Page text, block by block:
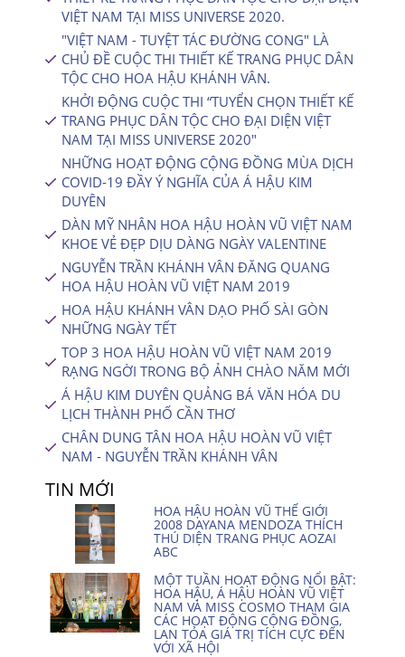
VIỆT NAM TẠI MISS UNIVERSE 2020.
"VIỆT NAM - TUYỆT TÁC ĐƯỜNG CONG" LÀ
CHỦ ĐỀ CUỘC THI THIẾT KẾ TRANG PHỤC DÂN
TỘC CHO HOA HẬU KHÁNH VÂN.
KHỞI ĐỘNG CUỘC THI “TUYỂN CHỌN THIẾT KẾ
TRANG PHỤC DÂN TỘC CHO ĐẠI DIỆN VIỆT
NAM TẠI MISS UNIVERSE 2020″
NHỮNG HOẠT ĐỘNG CỘNG ĐỒNG MÙA DỊCH
COVID-19 ĐẦY Ý NGHĨA CỦA Á HẬU KIM
DUYÊN
DÀN MỸ NHÂN HOA HẬU HOÀN VŨ VIỆT NAM
KHOE VẺ ĐẸP DỊU DÀNG NGÀY VALENTINE
NGUYỄN TRẦN KHÁNH VÂN ĐĂNG QUANG
HOA HẬU HOÀN VŨ VIỆT NAM 2019
HOA HẬU KHÁNH VÂN DẠO PHỐ SÀI GÒN
NHỮNG NGÀY TẾT
TOP 3 HOA HẬU HOÀN VŨ VIỆT NAM 2019
RẠNG NGỜI TRONG BỘ ẢNH CHÀO NĂM MỚI
Á HẬU KIM DUYÊN QUẢNG BÁ VĂN HÓA DU
LỊCH THÀNH PHỐ CẦN THƠ
CHÂN DUNG TÂN HOA HẬU HOÀN VŨ VIỆT
NAM - NGUYỄN TRẦN KHÁNH VÂN
TIN MỚI
HOA HẬU HOÀN VŨ THẾ GIỚI
2008 DAYANA MENDOZA THÍCH
THÚ DIỆN TRANG PHỤC AOZAI
ABC
MỘT TUẦN HOẠT ĐỘNG NỔI BẬT:
HOA HẬU, Á HẬU HOÀN VŨ VIỆT
NAM VÀ MISS COSMO THAM GIA
CÁC HOẠT ĐỘNG CỘNG ĐỒNG,
LAN TỎA GIÁ TRỊ TÍCH CỰC ĐẾN
VỚI XÃ HỘI